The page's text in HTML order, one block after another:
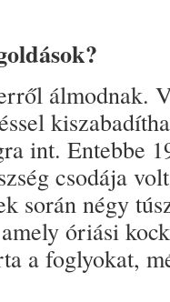
álmodnak.
int. Entebbe
csodája
során négy
óriási
a foglyokat,